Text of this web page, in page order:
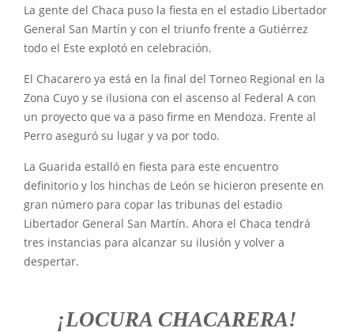
La gente del Chaca puso la fiesta en el estadio Libertador
General San Martín y con el triunfo frente a Gutiérrez
todo el Este explotó en celebración.
El Chacarero ya está en la final del Torneo Regional en la
Zona Cuyo y se ilusiona con el ascenso al Federal A con
un proyecto que va a paso firme en Mendoza. Frente al
Perro aseguró su lugar y va por todo.
La Guarida estalló en fiesta para este encuentro
definitorio y los hinchas de León se hicieron presente en
gran número para copar las tribunas del estadio
Libertador General San Martín. Ahora el Chaca tendrá
tres instancias para alcanzar su ilusión y volver a
despertar.
¡LOCURA CHACARERA!